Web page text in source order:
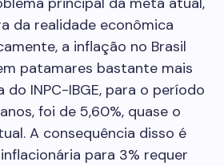
da realidade econômica
a inflação no Brasil
patamares bastante mais
do INPC-IBGE, para o período
foi de 5,60%, quase o
A consequência disso é
para 3% requer